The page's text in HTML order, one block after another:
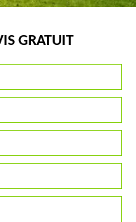
GRATUIT